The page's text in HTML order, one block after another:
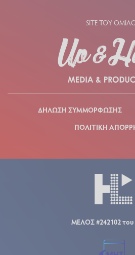
SITE ΤΟΥ
ΔΗΛΩΣΗ ΣΥΜΜΟΡΦΩΣΗΣ
ΠΟΛΙΤΙΚΗ
ΜΕΛΟΣ #242102